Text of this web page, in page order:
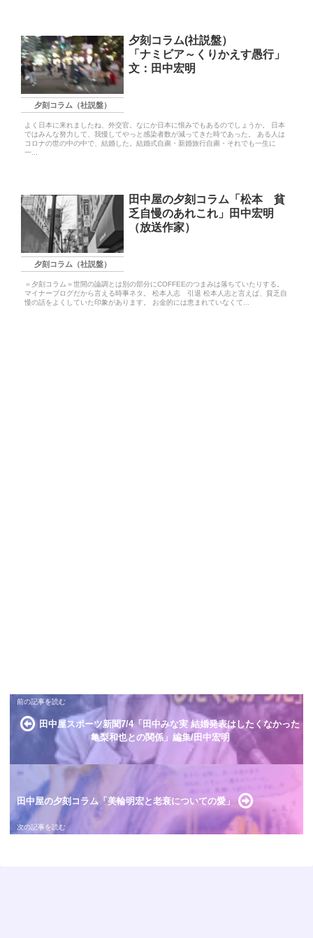
夕刻コラム（社説盤）
夕刻コラム(社説盤）
「ナミビア～くりかえす愚行」
文：田中宏明
よく日本に来れましたね、外交官。なにか日本に恨みでもあるのでしょうか。 日本
ではみんな努力して、我慢してやっと感染者数が減ってきた時であった。 ある人は
コロナの世の中の中で、結婚した。結婚式自粛・新婚旅行自粛・それでも一生に
一...
夕刻コラム（社説盤）
田中屋の夕刻コラム「松本 貧
乏自慢のあれこれ」田中宏明
（放送作家）
＝夕刻コラム＝世間の論調とは別の部分にCOFFEEのつまみは落ちていたりする。
マイナーブログだから言える時事ネタ。 松本人志 引退 松本人志と言えば、貧乏自
慢の話をよくしていた印象があります。 お金的には恵まれていなくて...
田中屋スポーツ新聞7/4「田中みな実 結婚発表はしたくなかった
亀梨和也との関係」編集/田中宏明
田中屋の夕刻コラム「美輪明宏と老衰についての愛」